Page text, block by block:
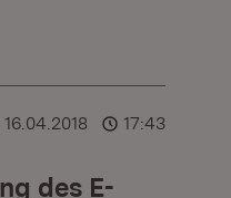
16.04.2018 17:43
des E-